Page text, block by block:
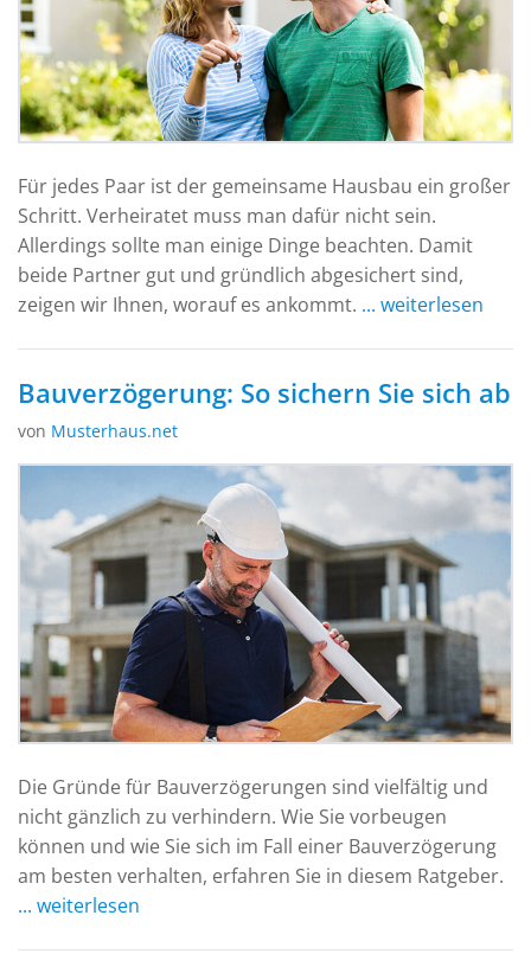
Für jedes Paar ist der gemeinsame Hausbau ein großer
Schritt. Verheiratet muss man dafür nicht sein.
Allerdings sollte man einige Dinge beachten. Damit
beide Partner gut und gründlich abgesichert sind,
zeigen wir Ihnen, worauf es ankommt. ... weiterlesen
Bauverzögerung: So sichern Sie sich ab
von Musterhaus.net
Die Gründe für Bauverzögerungen sind vielfältig und
nicht gänzlich zu verhindern. Wie Sie vorbeugen
können und wie Sie sich im Fall einer Bauverzögerung
am besten verhalten, erfahren Sie in diesem Ratgeber.
... weiterlesen